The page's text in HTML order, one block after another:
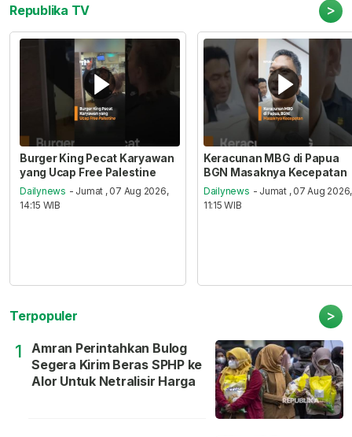
Republika TV >
Burger King Pecat Karyawan
yang Ucap Free Palestine
Dailynews - Jumat , 07 Aug 2026,
14:15 WIB
Keracunan MBG di Papua
BGN Masaknya Kecepatan
Dailynews - Jumat , 07 Aug 2026,
11:15 WIB
Terpopuler >
1
Amran Perintahkan Bulog
Segera Kirim Beras SPHP ke
Alor Untuk Netralisir Harga